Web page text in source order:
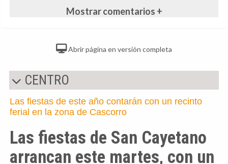
Mostrar comentarios +
Abrir página en versión completa
CENTRO
Las fiestas de este año contarán con un recinto
ferial en la zona de Cascorro
Las fiestas de San Cayetano
arrancan este martes, con un